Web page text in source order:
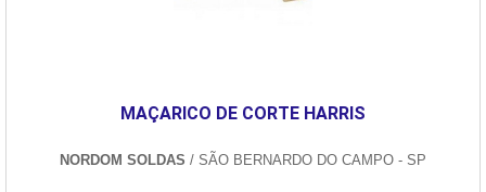
MAÇARICO DE CORTE HARRIS
NORDOM SOLDAS / SÃO BERNARDO DO CAMPO - SP